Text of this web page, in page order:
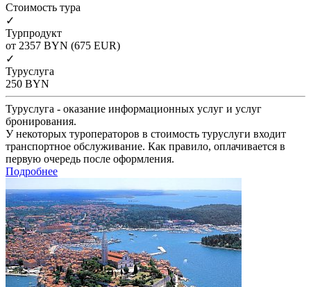
Cтоимость тура
✓
Турпродукт
от 2357 BYN (675 EUR)
✓
Туруслуга
250 BYN
Туруслуга - оказание информационных услуг и услуг
бронирования.
У некоторых туроператоров в стоимость туруслуги входит
транспортное обслуживание. Как правило, оплачивается в
первую очередь после оформления.
Подробнее